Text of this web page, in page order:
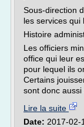
Sous-direction
les services qui
Histoire
Les officiers
office qui leur
pour lequel ils
Certains
sont donc aussi
Lire la suite
Date: 2017-02-